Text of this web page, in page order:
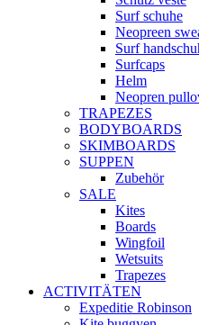
Surf schuhe
Neopreen
Surf
Surfcaps
Helm
Neopren
TRAPEZES
BODYBOARDS
SKIMBOARDS
SUPPEN
Zubehör
SALE
Kites
Boards
Wingfoil
Wetsuits
Trapezes
ACTIVITÄTEN
Expeditie Robinson